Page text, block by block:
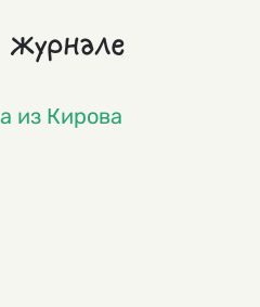
журнале
из Кирова